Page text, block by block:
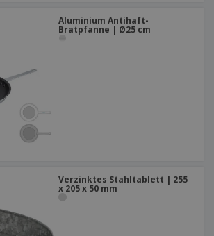
Aluminium Antihaft-
Bratpfanne | Ø25 cm
Verzinktes Stahltablett | 255
x 205 x 50 mm